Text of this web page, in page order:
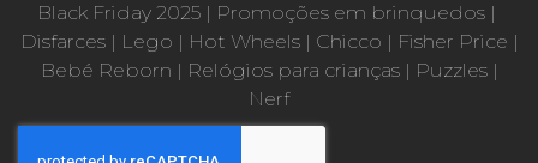
Black Friday 2025 | Promoções em brinquedos |
Disfarces| Lego | Hot Wheels| Chicco | Fisher Price |
Bebé Reborn | Relógios para crianças| Puzzles|
Nerf